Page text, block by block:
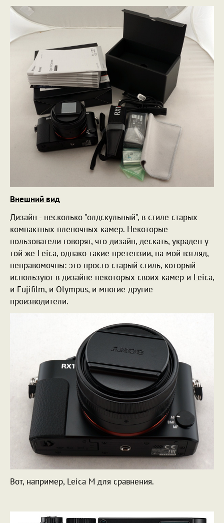
Внешний вид
Дизайн - несколько "олдскульный", в стиле старых
компактных пленочных камер. Некоторые
пользователи говорят, что дизайн, дескать, украден у
той же Leica, однако такие претензии, на мой взгляд,
неправомочны: это просто старый стиль, который
используют в дизайне некоторых своих камер и Leica,
и Fujifilm, и Olympus, и многие другие
производители.
Вот, например, Leica M для сравнения.